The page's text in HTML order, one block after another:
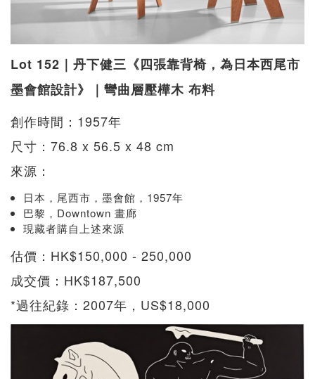
Lot 152｜丹下健三《四張靠背椅，為日本西尾市
墨會館設計》｜彎曲層壓樺木 布料
創作時間：1957年
尺寸：76.8 x 56.5 x 48 cm
來源：
日本，尾西市，墨會館，1957年
巴黎，Downtown 畫廊
現藏者購自上述來源
估價：HK$150,000 - 250,000
成交價：HK$187,500
*過往紀錄：2007年，US$18,000